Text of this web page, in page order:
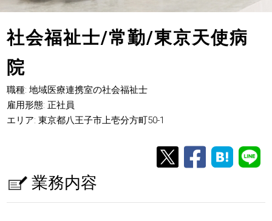
社会福祉士/常勤/東京天使病
院
職種: 地域医療連携室の社会福祉士
雇用形態: 正社員
エリア: 東京都八王子市上壱分方町50-1
業務内容